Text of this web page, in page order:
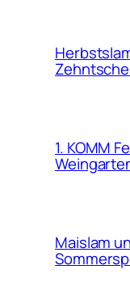
1. KOMM
Maislam